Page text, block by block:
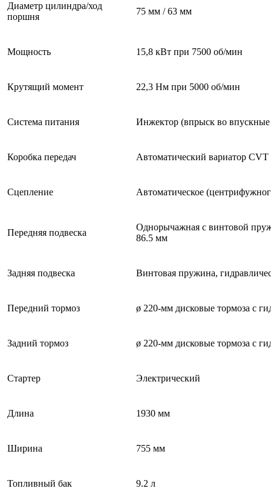
Диаметр цилиндра/ход
поршня
75 мм / 63 мм
Мощность 15,8 кВт при 7500 об/мин
Крутящий момент 22,3 Нм при 5000 об/мин
Система питания Инжектор (впрыск во
Коробка передач Автоматический вариатор
Сцепление Автоматическое
Передняя подвеска
Однорычажная с винтовой
86.5 мм
Задняя подвеска Винтовая пружина,
Передний тормоз ø 220-мм дисковые тормоза с
Задний тормоз ø 220-мм дисковые тормоза с
Стартер Электрический
Длина 1930 мм
Ширина 755 мм
Топливный бак 9.2 л